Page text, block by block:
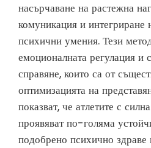
насърчаване на растежна
комуникация и интегриране
психични умения. Тези
емоционалната регулация и
справяне, които са от
оптимизацията на
показват, че атлетите с
проявяват по-голяма
подобрено психично здраве